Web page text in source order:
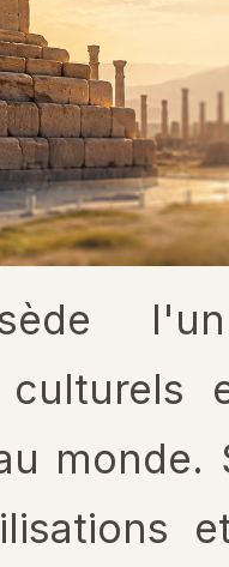
culturels
monde.